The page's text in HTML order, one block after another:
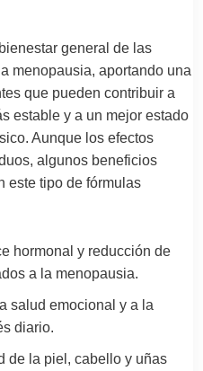
general de las
menopausia, aportando una
que pueden contribuir a
estable y a un mejor estado
Aunque los efectos
algunos beneficios
este tipo de fórmulas
hormonal y reducción de
a la menopausia.
salud emocional y a la
diario.
de la piel, cabello y uñas